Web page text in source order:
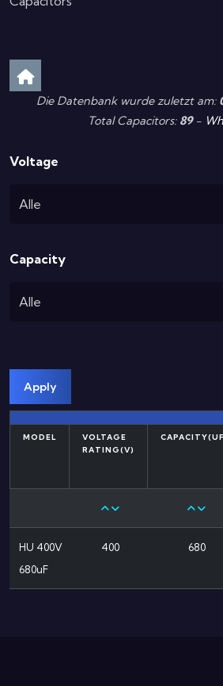
Die Datenbank wurde zuletzt am:
Total Capacitors: 89-
Voltage
Alle
Capacity
Alle
Apply
MODEL
VOLTAGE
RATING(V)
HU 400V
680uF
400 680